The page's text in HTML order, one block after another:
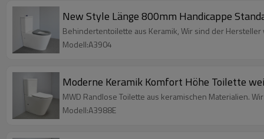
New Style Länge 800mm Handicappe
Behindertentoilette aus Keramik, Wir sind der
Modell:A3904
Moderne Keramik Komfort Höhe Toilette
MWD Randlose Toilette aus keramischen Materialien.
Modell:A3988E